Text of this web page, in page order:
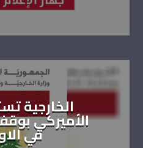
الخارجية
الأميركي
في